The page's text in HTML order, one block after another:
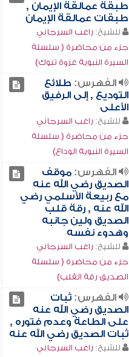
طبقة عمالقة الإيمان ,
طبقات عمالقة الإيمان
للشيخ: راغب السرجاني
جزء من محاضرة ( سلسلة
السيرة النبوية غزوة تبوك)
الفهرس: طلائع
التوديع , إلى الرفيق
الأعلى
للشيخ: راغب السرجاني
جزء من محاضرة ( سلسلة
السيرة النبوية الوداع)
الفهرس:موقف
الصديق رضي الله عنه
مع ربيعة الأسلمي رضي
الله عنه , رقة قلب
الصديق ولين جانبه
وهدوء نفسه
للشيخ: راغب السرجاني
جزء من محاضرة ( سلسلة
الصديق رقة القلب)
الفهرس:ثبات
الصديق رضي الله عنه
على الطاعة وعدم فتوره ,
ثبات الصديق رضي الله عنه
للشيخ: راغب السرجاني